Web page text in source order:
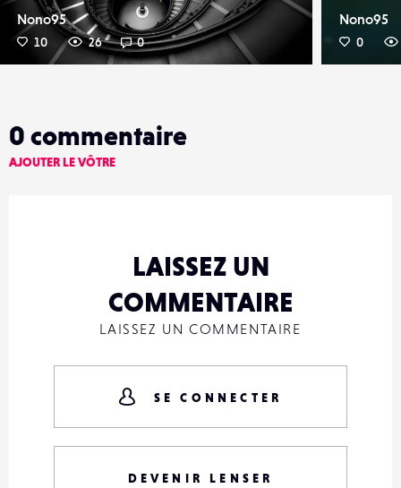
Nono95
10 26 0
Nono95
0
0 commentaire
AJOUTER LE VÔTRE
LAISSEZ UN
COMMENTAIRE
LAISSEZ UN COMMENTAIRE
SE CONNECTER
DEVENIR LENSER